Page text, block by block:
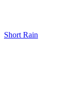
Short Rain